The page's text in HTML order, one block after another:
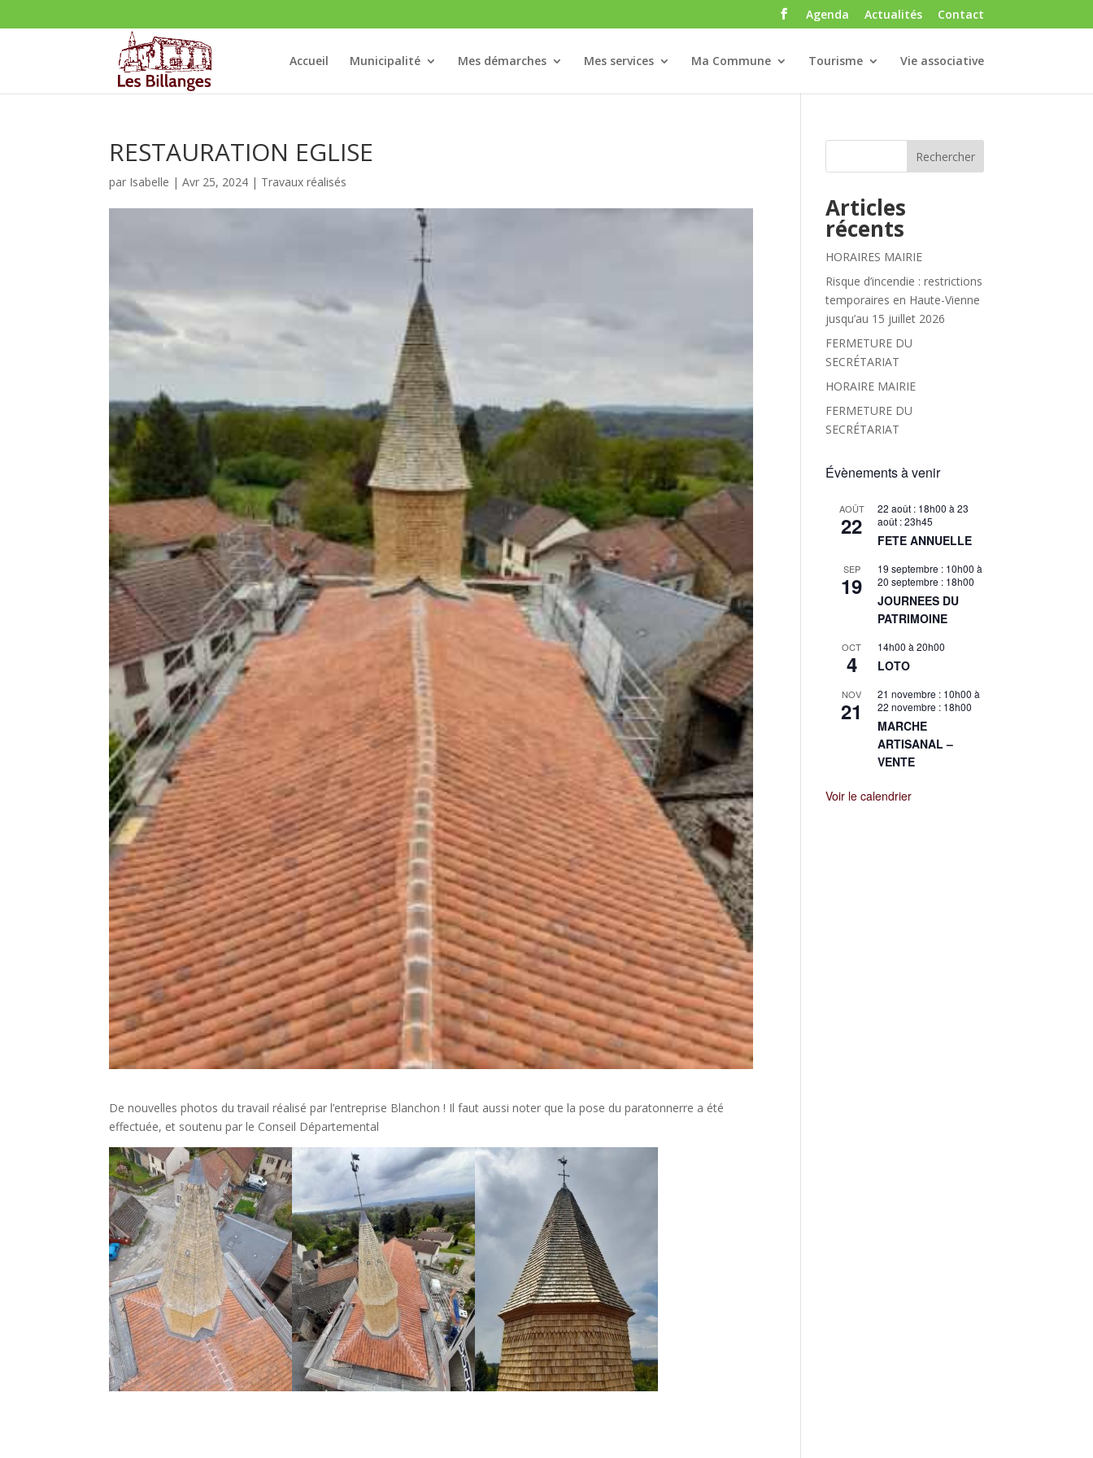
Agenda Actualités Contact
Accueil Municipalité Mes démarches Mes services Ma Commune Tourisme Vie associative
RESTAURATION EGLISE
par Isabelle |Avr 25, 2024 | Travaux réalisés
De nouvelles photos du travail réalisé par l’entreprise Blanchon ! Il faut aussi noter que la pose du paratonnerre a été
effectuée, et soutenu par le Conseil Départemental
Rechercher
Articles
récents
HORAIRES MAIRIE
Risque d’incendie : restrictions
temporaires en Haute-Vienne
jusqu’au 15 juillet 2026
FERMETURE DU
SECRÉTARIAT
HORAIRE MAIRIE
FERMETURE DU
SECRÉTARIAT
Évènements à venir
AOÛT
22
22 août : 18h00 à23
août : 23h45
FETE ANNUELLE
SEP
19
19 septembre : 10h00 à
20 septembre : 18h00
JOURNEES DU
PATRIMOINE
OCT
4
14h00 à20h00
LOTO
NOV
21
21 novembre : 10h00 à
22 novembre : 18h00
MARCHE
ARTISANAL –
VENTE
Voir le calendrier